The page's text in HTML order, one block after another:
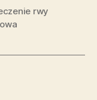
rwy